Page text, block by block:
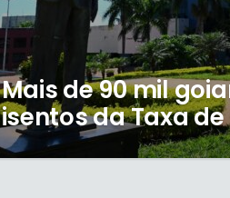
Mais de 90 mil
isentos da Taxa